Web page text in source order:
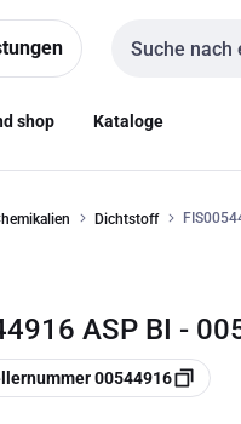
Sucheingabe
shop Kataloge
Dichtstoff
ASP BI -
00544916